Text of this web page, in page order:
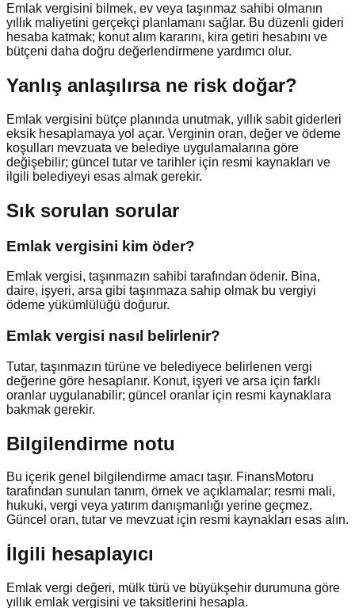
Emlak vergisini bilmek, ev veya taşınmaz sahibi olmanın
yıllık maliyetini gerçekçi planlamanı sağlar. Bu düzenli gideri
hesaba katmak; konut alım kararını, kira getiri hesabını ve
bütçeni daha doğru değerlendirmene yardımcı olur.
Yanlış anlaşılırsa ne risk doğar?
Emlak vergisini bütçe planında unutmak, yıllık sabit giderleri
eksik hesaplamaya yol açar. Verginin oran, değer ve ödeme
koşulları mevzuata ve belediye uygulamalarına göre
değişebilir; güncel tutar ve tarihler için resmi kaynakları ve
ilgili belediyeyi esas almak gerekir.
Sık sorulan sorular
Emlak vergisini kim öder?
Emlak vergisi, taşınmazın sahibi tarafından ödenir. Bina,
daire, işyeri, arsa gibi taşınmaza sahip olmak bu vergiyi
ödeme yükümlülüğü doğurur.
Emlak vergisi nasıl belirlenir?
Tutar, taşınmazın türüne ve belediyece belirlenen vergi
değerine göre hesaplanır. Konut, işyeri ve arsa için farklı
oranlar uygulanabilir; güncel oranlar için resmi kaynaklara
bakmak gerekir.
Bilgilendirme notu
Bu içerik genel bilgilendirme amacı taşır. FinansMotoru
tarafından sunulan tanım, örnek ve açıklamalar; resmi mali,
hukuki, vergi veya yatırım danışmanlığı yerine geçmez.
Güncel oran, tutar ve mevzuat için resmi kaynakları esas alın.
İlgili hesaplayıcı
Emlak vergi değeri, mülk türü ve büyükşehir durumuna göre
yıllık emlak vergisini ve taksitlerini hesapla.